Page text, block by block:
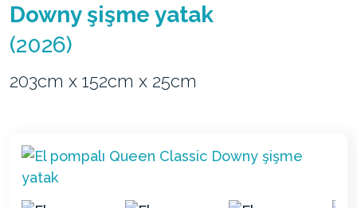
Downy şişme yatak
(2026)
203cm x 152cm x 25cm